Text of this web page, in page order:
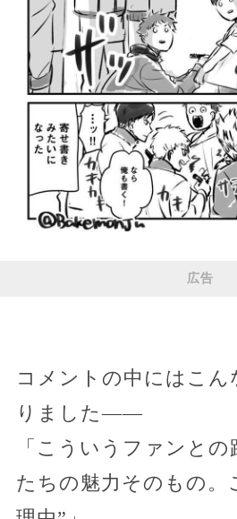
広告
コメントの中にはこん
りました——
「こういうファンと
たちの魅力そのもの。